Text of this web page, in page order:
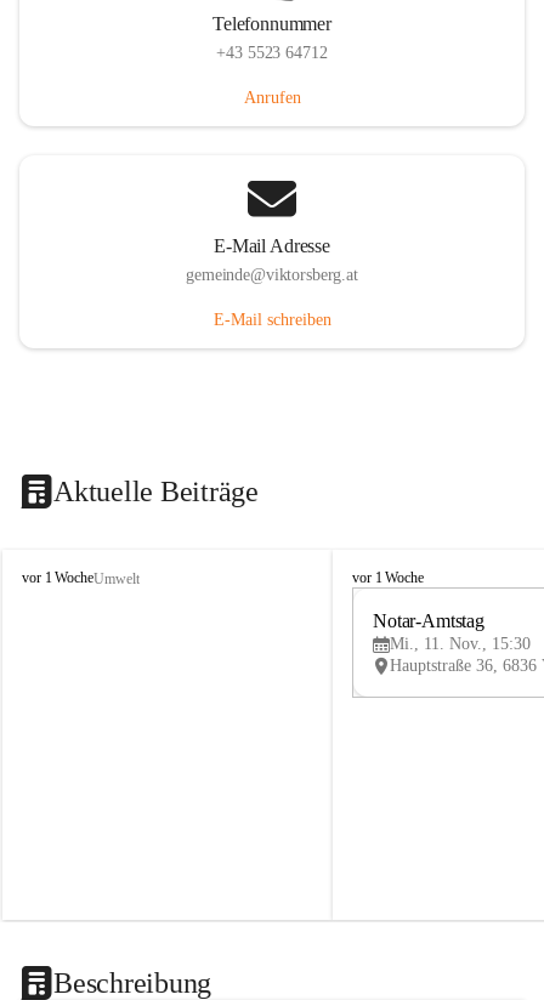
Telefonnummer
+43 5523 64712
Anrufen
E-Mail Adresse
gemeinde@viktorsberg.at
E-Mail schreiben
Aktuelle Beiträge
V
vor 1 WocheUmwelt
V
vor 1 Woche
Notar-Amtstag
Mi., 11. Nov., 15:30
Beschreibung